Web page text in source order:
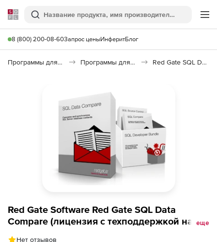
Softline
Поиск
8 (800) 200-08-60Запрос ценыИнферитБлог
Программы для программирования Программы для работы с базами данных Red Gate SQL Data Compare
Red Gate Software Red Gate SQL Data
Compare (лицензия с техподдержкой на 2еще
Нет отзывов